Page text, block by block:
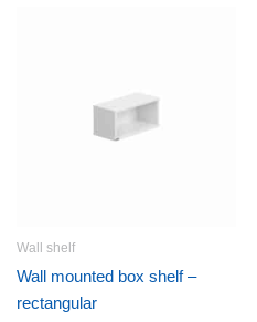
Wall shelf
Wall mounted box shelf –
rectangular